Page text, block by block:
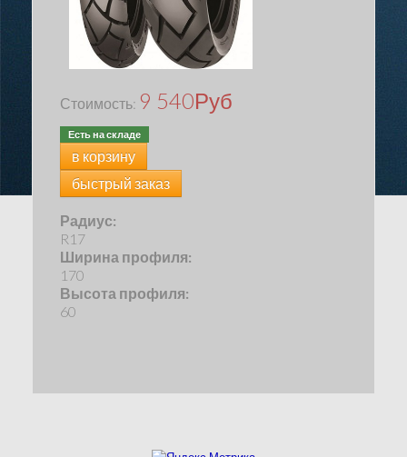
Стоимость: 9 540Руб
Есть на складе
в корзину
быстрый заказ
Радиус:
R17
Ширина профиля:
170
Высота профиля:
60